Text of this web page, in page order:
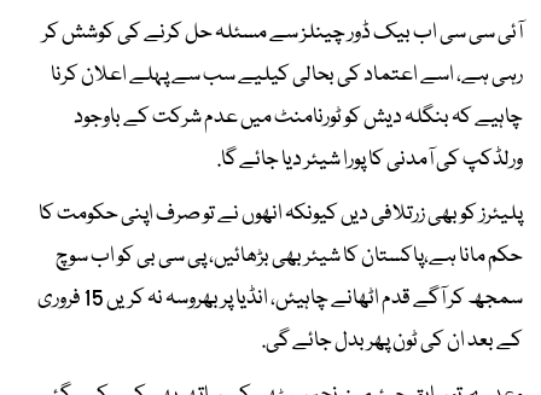
آئی سی سی اب بیک ڈور چینلز سے مسئلہ حل کرنے کی کوشش کر
رہی ہے، اسے اعتماد کی بحالی کیلیے سب سے پہلے اعلان کرنا
چاہیے کہ بنگلہ دیش کو ٹورنامنٹ میں عدم شرکت کے باوجود
ورلڈکپ کی آمدنی کا پورا شیئر دیا جائے گا.
پلیئرز کو بھی زرتلافی دیں کیونکہ انھوں نے تو صرف اپنی حکومت کا
حکم مانا ہے،پاکستان کا شیئر بھی بڑھائیں، پی سی بی کو اب سوچ
سمجھ کر آگے قدم اٹھانے چاہیئں، انڈیا پر بھروسہ نہ کریں 15 فروری
کے بعد ان کی ٹون پھر بدل جائے گی.